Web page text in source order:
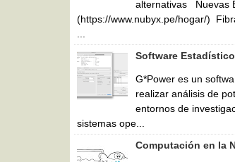
alternativas Nuevas
(https://www.nubyx.pe/hogar/)
...
Software
G*Power es un
realizar análisis de
entornos de
sistemas ope...
Computación en la